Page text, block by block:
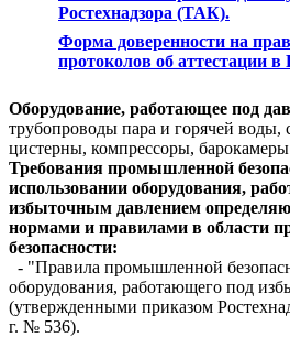
Ростехнадзора (ТАК).
Форма доверенности на
протоколов об аттестации в
Оборудование, работающее под
трубопроводы пара и горячей воды,
цистерны, компрессоры, барокамеры
Требования промышленной
использовании оборудования,
избыточным давлением
нормами и правилами в области
безопасности:
- "Правила промышленной
оборудования, работающего под
(утвержденными приказом
г. № 536).